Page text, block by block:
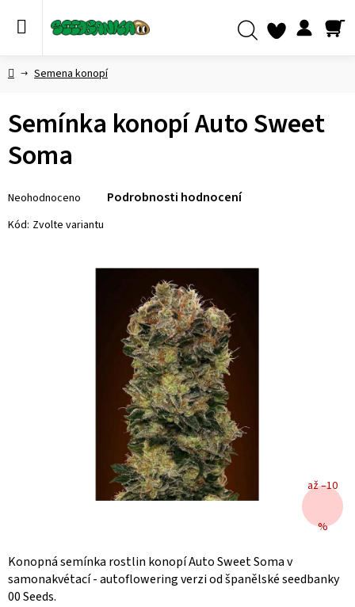
DomůSemena konopí
Konopná semínka rostlin konopí Auto Sweet Soma v
samonakvétací - autoflowering verzi od španělské seedbanky
00 Seeds.
Semínka konopí Auto Sweet
Soma
hodnocení
produktu
Neohodnoceno Podrobnosti hodnocení
Kód: Zvolte variantu
až –10
%